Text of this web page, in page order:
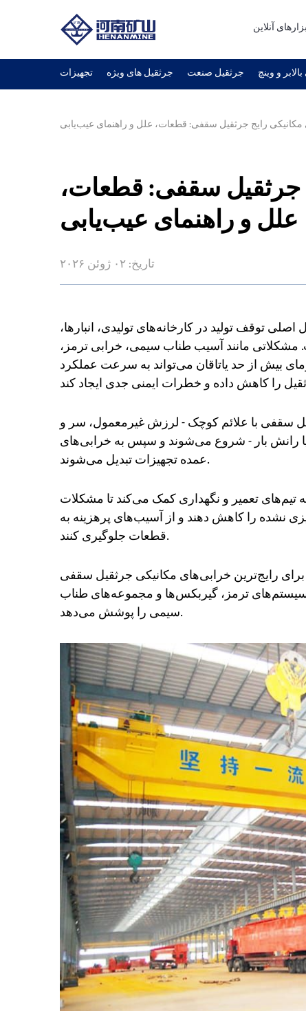
آنلاین
تجهیزات جرثقیل های ویژه جرثقیل صنعت و وینچ
رایج جرثقیل سقفی: قطعات، علل و راهنمای عیب‌یابی
جرثقیل سقفی: قطعات،
علل و راهنمای عیب‌یابی
تاریخ: ۰۲ ژوئن ۲۰۲۶
توقف تولید در کارخانه‌های تولیدی، انبارها،
مشکلاتی مانند آسیب طناب سیمی، خرابی ترمز،
بیش از حد یاتاقان می‌تواند به سرعت عملکرد
سقفی با علائم کوچک - لرزش غیرمعمول، سر و
رانش بار - شروع می‌شوند و سپس به خرابی‌های
عمده تجهیزات تبدیل می‌شوند.
تیم‌های تعمیر و نگهداری کمک می‌کند تا مشکلات
نشده را کاهش دهند و از آسیب‌های پرهزینه به
قطعات جلوگیری کنند.
رایج‌ترین خرابی‌های مکانیکی جرثقیل سقفی
سیستم‌های ترمز، گیربکس‌ها و مجموعه‌های طناب
سیمی را پوشش می‌دهد.